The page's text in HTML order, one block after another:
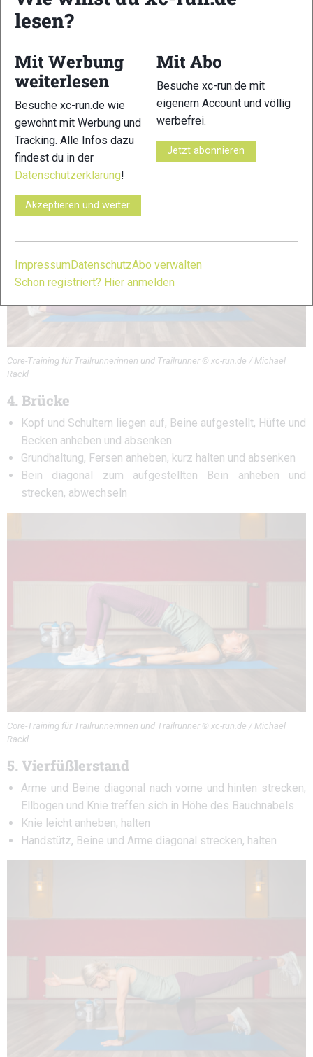
Käfer, Arme und Beine treffen sich diagonal und gestreckt
Boot, Oberkörper aufrecht, Beine anziehen, langsam nach
unten, halten und wieder hoch
Bauchlage, Arme neben dem Kopf gestreckt nach vorne,
Beine hüftbreit, beides anheben
Auf und ab bewegen
Core-Training für Trailrunnerinnen und Trailrunner © xc-run.de / Michael
Rackl
4. Brücke
Kopf und Schultern liegen auf, Beine aufgestellt, Hüfte und
Becken anheben und absenken
Grundhaltung, Fersen anheben, kurz halten und absenken
Bein diagonal zum aufgestellten Bein anheben und
strecken, abwechseln
Core-Training für Trailrunnerinnen und Trailrunner © xc-run.de / Michael
Rackl
5. Vierfüßlerstand
Arme und Beine diagonal nach vorne und hinten strecken,
Ellbogen und Knie treffen sich in Höhe des Bauchnabels
Knie leicht anheben, halten
Handstütz, Beine und Arme diagonal strecken, halten
lesen?
Mit Werbung
weiterlesen
Besuche xc-run.de wie
gewohnt mit Werbung und
Tracking. Alle Infos dazu
findest du in der
Datenschutzerklärung!
Akzeptieren und weiter
Mit Abo
Besuche xc-run.de mit
eigenem Account und völlig
werbefrei.
Jetzt abonnieren
Impressum DatenschutzAbo verwalten
Schon registriert? Hier anmelden